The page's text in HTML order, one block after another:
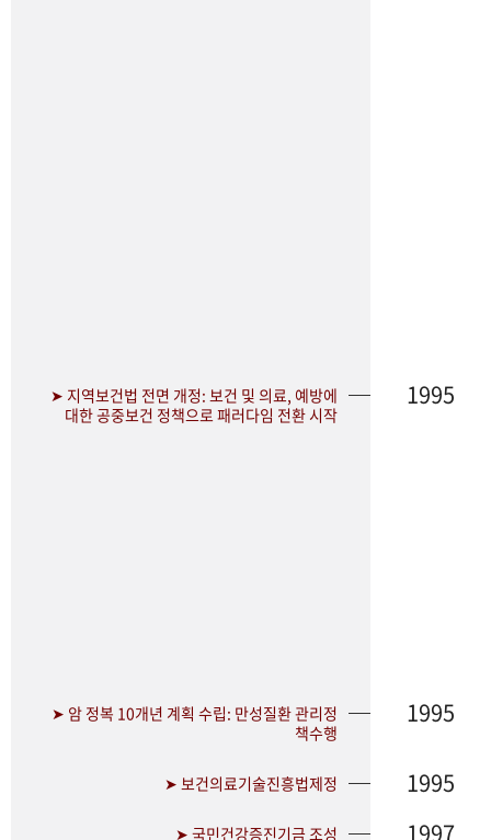
➤ 지역보건법 전면 개정: 보건 및 의료, 예방에
대한 공중보건 정책으로 패러다임 전환 시작
1995
➤ 암 정복 10개년 계획 수립: 만성질환 관리정
책수행
1995
➤ 보건의료기술진흥법제정 1995
➤ 국민건강증진기금 조성 1997